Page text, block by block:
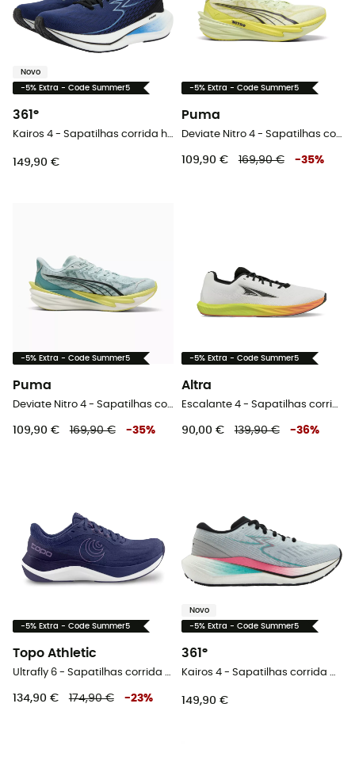
Novo
-5% Extra - Code Summer5
361°
Kairos 4 - Sapatilhas corrida homem
149,90 €
-5% Extra - Code Summer5
Puma
Deviate Nitro 4 - Sapatilhas corrida homem
109,90 € 169,90 € -35%
-5% Extra - Code Summer5
Puma
Deviate Nitro 4 - Sapatilhas corrida homem
109,90 € 169,90 € -35%
-5% Extra - Code Summer5
Altra
Escalante 4 - Sapatilhas corrida homem
90,00 € 139,90 € -36%
-5% Extra - Code Summer5
Topo Athletic
Ultrafly 6 - Sapatilhas corrida mulher
134,90 € 174,90 € -23%
Novo
-5% Extra - Code Summer5
361°
Kairos 4 - Sapatilhas corrida mulher
149,90 €